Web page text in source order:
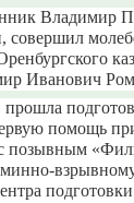
Владимир
совершил
Иванович
помощь
позывным
взрывному